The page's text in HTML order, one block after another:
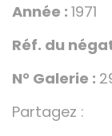
Année : 1971
Réf. du
N° Galerie :
Partagez :